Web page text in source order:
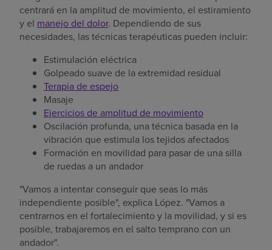
centrará en la amplitud de movimiento, el estiramiento
y el manejo del dolor. Dependiendo de sus
necesidades, las técnicas terapéuticas pueden incluir:
Estimulación eléctrica
Golpeado suave de la extremidad residual
Terapia de espejo
Masaje
Ejercicios de amplitud de movimiento
Oscilación profunda, una técnica basada en la
vibración que estimula los tejidos afectados
Formación en movilidad para pasar de una silla
de ruedas a un andador
"Vamos a intentar conseguir que seas lo más
independiente posible", explica López. "Vamos a
centrarnos en el fortalecimiento y la movilidad, y si es
posible, trabajaremos en el salto temprano con un
andador".